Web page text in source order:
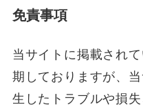
免責事項
当サイトに掲載され
期しておりますが、
生したトラブルや損